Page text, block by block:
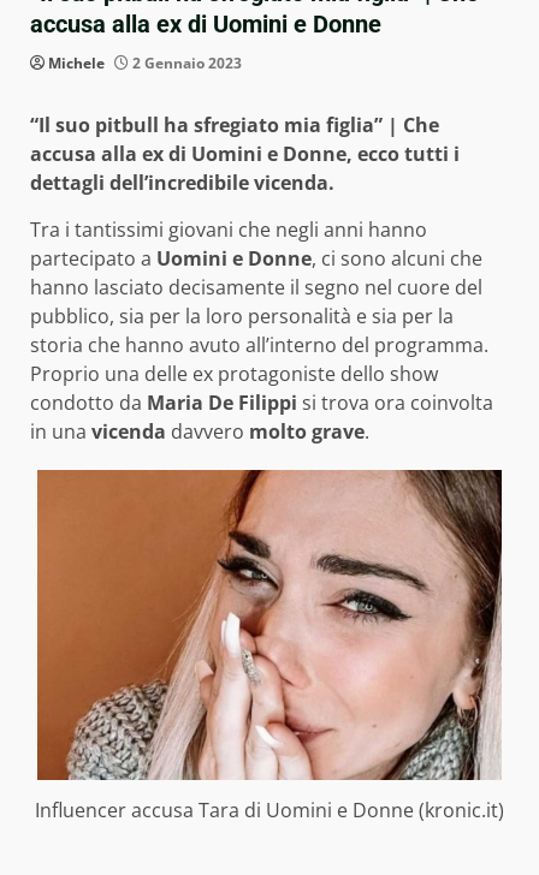
accusa alla ex di Uomini e Donne
Michele 2 Gennaio 2023
“Il suo pitbull ha sfregiato mia figlia” | Che
accusa alla ex di Uomini e Donne, ecco tutti i
dettagli dell’incredibile vicenda.
Tra i tantissimi giovani che negli anni hanno
partecipato a Uomini e Donne, ci sono alcuni che
hanno lasciato decisamente il segno nel cuore del
pubblico, sia per la loro personalità e sia per la
storia che hanno avuto all’interno del programma.
Proprio una delle ex protagoniste dello show
condotto da Maria De Filippi si trova ora coinvolta
in una vicenda davvero molto grave.
Influencer accusa Tara di Uomini e Donne (kronic.it)